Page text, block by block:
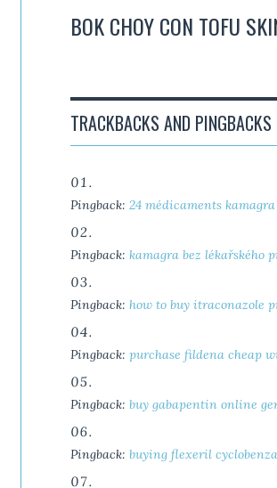
BOK CHOY CON TOFU SKIN
TRACKBACKS AND PINGBACKS
Pingback: 24 médicaments kamagra
Pingback: kamagra bez lékařského
Pingback: how to buy itraconazole
Pingback: purchase fildena cheap
Pingback: buy gabapentin online
Pingback: buying flexeril